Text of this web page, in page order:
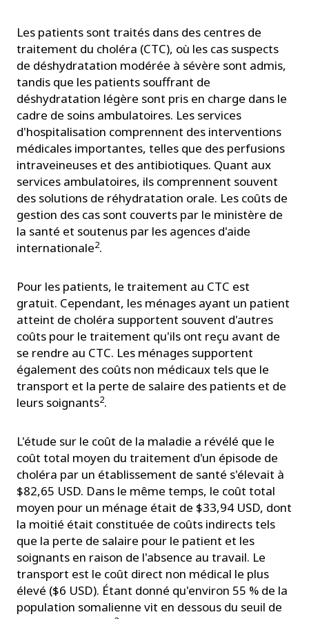
Les patients sont traités dans des centres de
traitement du choléra (CTC), où les cas suspects
de déshydratation modérée à sévère sont admis,
tandis que les patients souffrant de
déshydratation légère sont pris en charge dans le
cadre de soins ambulatoires. Les services
d'hospitalisation comprennent des interventions
médicales importantes, telles que des perfusions
intraveineuses et des antibiotiques. Quant aux
services ambulatoires, ils comprennent souvent
des solutions de réhydratation orale. Les coûts de
gestion des cas sont couverts par le ministère de
la santé et soutenus par les agences d'aide
internationale2.
Pour les patients, le traitement au CTC est
gratuit. Cependant, les ménages ayant un patient
atteint de choléra supportent souvent d'autres
coûts pour le traitement qu'ils ont reçu avant de
se rendre au CTC. Les ménages supportent
également des coûts non médicaux tels que le
transport et la perte de salaire des patients et de
leurs soignants2.
L'étude sur le coût de la maladie a révélé que le
coût total moyen du traitement d'un épisode de
choléra par un établissement de santé s'élevait à
$82,65 USD. Dans le même temps, le coût total
moyen pour un ménage était de $33,94 USD, dont
la moitié était constituée de coûts indirects tels
que la perte de salaire pour le patient et les
soignants en raison de l'absence au travail. Le
transport est le coût direct non médical le plus
élevé ($6 USD). Étant donné qu'environ 55 % de la
population somalienne vit en dessous du seuil de